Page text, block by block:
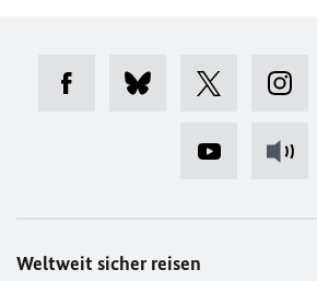
Weltweit sicher reisen